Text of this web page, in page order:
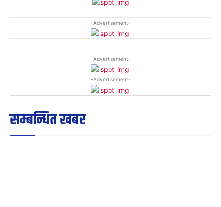
-Advertisement-
-Advertisement-
-Advertisement-
सम्बन्धित खबर